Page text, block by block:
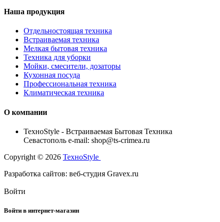
Наша продукция
Отдельностоящая техника
Встраиваемая техника
Мелкая бытовая техника
Техника для уборки
Мойки, смесители, дозаторы
Кухонная посуда
Профессиональная техника
Климатическая техника
О компании
TexноStyle - Встраиваемая Бытовая Техника
Севастополь e-mail: shop@ts-crimea.ru
Copyright © 2026 TexноStyle
Разработка сайтов: веб-студия Gravex.ru
Войти
Войти в интернет-магазин